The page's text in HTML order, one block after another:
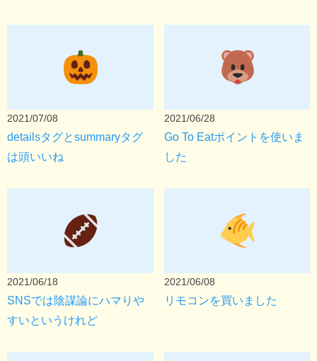
2021/07/08
detailsタグとsummaryタグ
は頭いいね
2021/06/28
Go To Eatポイントを使いま
した
2021/06/18
SNSでは陰謀論にハマりや
すいというけれど
2021/06/08
リモコンを買いました